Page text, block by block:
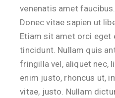
venenatis amet
Donec vitae sapien ut
Etiam sit amet orci eget
tincidunt. Nullam quis
fringilla vel, aliquet nec,
enim justo, rhoncus ut,
vitae, justo. Nullam